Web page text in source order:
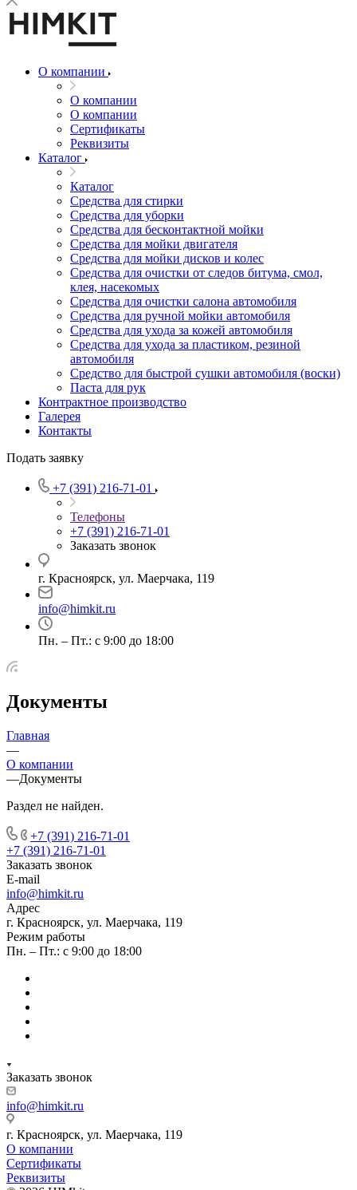
О компании
О компании
О компании
Сертификаты
Реквизиты
Каталог
Каталог
Средства для стирки
Средства для уборки
Средства для бесконтактной мойки
Средства для мойки двигателя
Средства для мойки дисков и колес
Средства для очистки от следов битума, смол,
клея, насекомых
Средства для очистки салона автомобиля
Средства для ручной мойки автомобиля
Средства для ухода за кожей автомобиля
Средства для ухода за пластиком, резиной
автомобиля
Средство для быстрой сушки автомобиля (воски)
Паста для рук
Контрактное производство
Галерея
Контакты
Подать заявку
+7 (391) 216-71-01
Телефоны
+7 (391) 216-71-01
Заказать звонок
г. Красноярск, ул. Маерчака, 119
info@himkit.ru
Пн. – Пт.: с 9:00 до 18:00
Документы
Главная
—
О компании
—Документы
Раздел не найден.
+7 (391) 216-71-01
+7 (391) 216-71-01
Заказать звонок
E-mail
info@himkit.ru
Адрес
г. Красноярск, ул. Маерчака, 119
Режим работы
Пн. – Пт.: с 9:00 до 18:00
Заказать звонок
info@himkit.ru
г. Красноярск, ул. Маерчака, 119
О компании
Сертификаты
Реквизиты